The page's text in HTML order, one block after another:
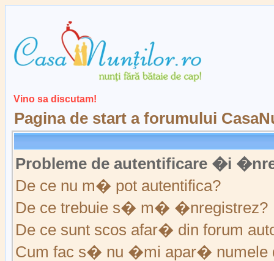
Vino sa discutam!
Pagina de start a forumului
Probleme de autentificare �i
De ce nu m� pot autentifica?
De ce trebuie s� m� �nregistrez?
De ce sunt scos afar� din forum
Cum fac s� nu �mi apar� numele